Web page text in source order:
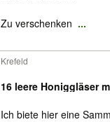
Zu verschenken ...
Krefeld
16 leere Honiggläser
Ich biete hier eine